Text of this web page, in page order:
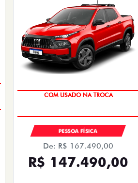
COM USADO NA TROCA
PESSOA FÍSICA
De: R$ 167.490,00
R$ 147.490,00